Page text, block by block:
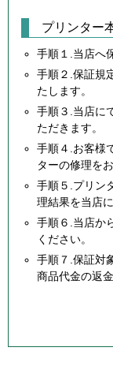
プリンター
手順１.当店へ
手順２.保証規
たします。
手順３.当店に
ただきます。
手順４.お客様
ターの修理を
手順５.プリン
理結果を当店
手順６.当店か
ください。
手順７.保証対
商品代金の返